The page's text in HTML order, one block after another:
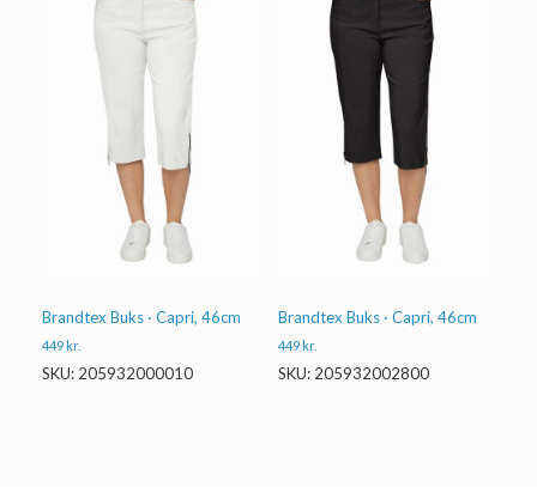
Brandtex Buks · Capri, 46cm
449kr.
SKU: 205932000010
Brandtex Buks · Capri, 46cm
449kr.
SKU: 205932002800